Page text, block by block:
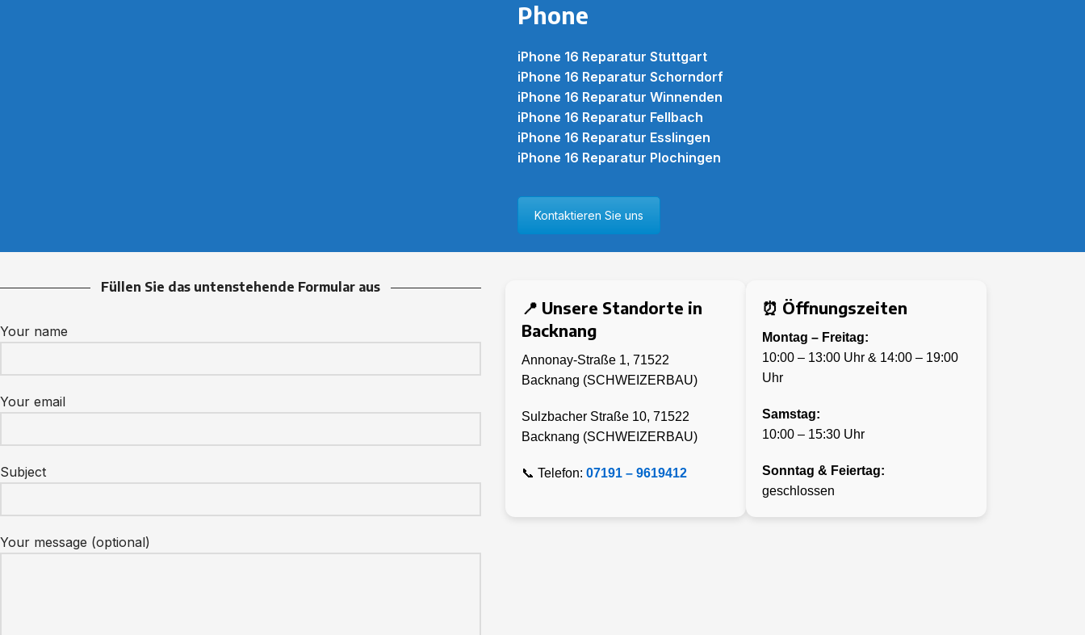
Phone
iPhone 16 Reparatur Stuttgart
iPhone 16 Reparatur Schorndorf
iPhone 16 Reparatur Winnenden
iPhone 16 Reparatur Fellbach
iPhone 16 Reparatur Esslingen
iPhone 16 Reparatur Plochingen
Kontaktieren Sie uns
Füllen Sie das untenstehende Formular aus
Your name
Your email
Subject
Your message (optional)
📍 Unsere Standorte in
Backnang
Annonay-Straße 1, 71522
Backnang (SCHWEIZERBAU)
Sulzbacher Straße 10, 71522
Backnang (SCHWEIZERBAU)
📞 Telefon: 07191 – 9619412
⏰ Öffnungszeiten
Montag – Freitag:
10:00 – 13:00 Uhr & 14:00 – 19:00
Uhr
Samstag:
10:00 – 15:30 Uhr
Sonntag & Feiertag:
geschlossen